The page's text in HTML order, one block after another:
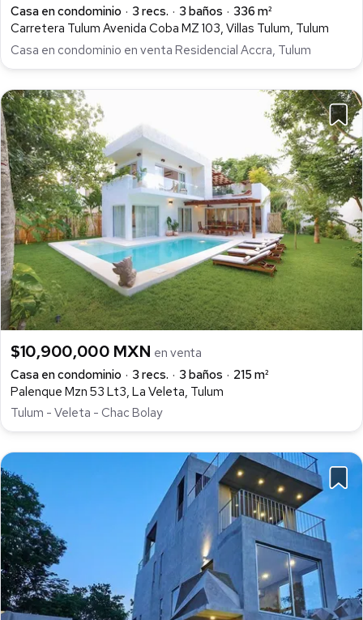
Casa en condominio
3 recs. 3 baños
336 m²
Carretera Tulum Avenida Coba MZ 103, Villas Tulum, Tulum
Casa en condominio en venta Residencial Accra, Tulum
$10,900,000 MXN en venta
Casa en condominio
3 recs. 3 baños
215 m²
Palenque Mzn 53 Lt3, La Veleta, Tulum
Tulum - Veleta - Chac Bolay